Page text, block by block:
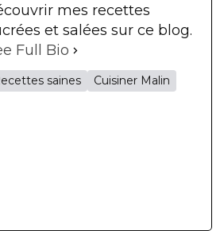
mes recettes
et salées sur ce blog.
Full Bio
saines Cuisiner Malin